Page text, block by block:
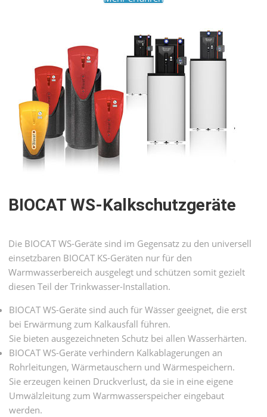
BIOCAT WS-Kalkschutz­geräte
Die BIOCAT WS-Geräte sind im Gegensatz zu den universell
einsetzbaren BIOCAT KS-Geräten nur für den
Warmwasserbereich ausgelegt und schützen somit gezielt
diesen Teil der Trinkwasser-Installation.
BIOCAT WS-Geräte sind auch für Wässer geeignet, die erst
bei Erwärmung zum Kalkausfall führen.
Sie bieten ausgezeichneten Schutz bei allen Wasserhärten.
BIOCAT WS-Geräte verhindern Kalkablagerungen an
Rohrleitungen, Wärmetauschern und Wärmespeichern.
Sie erzeugen keinen Druckverlust, da sie in eine eigene
Umwälzleitung zum Warmwasserspeicher eingebaut
werden.